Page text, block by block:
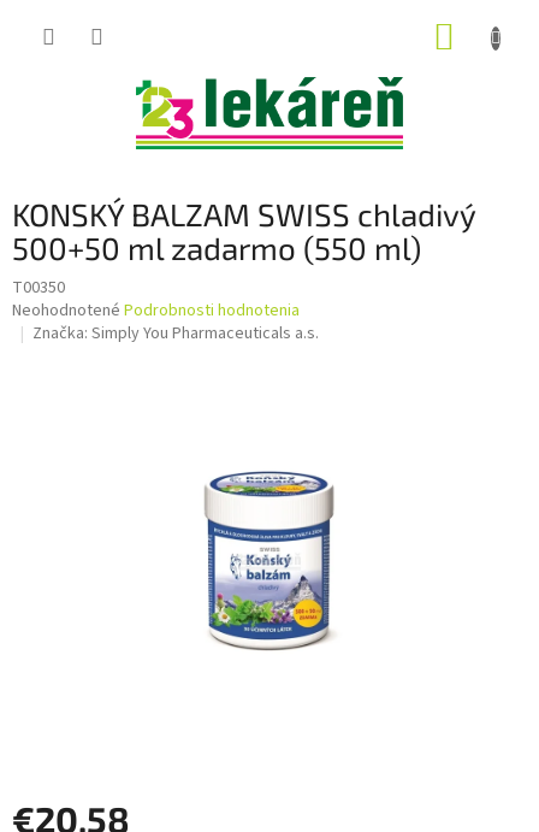
KONSKÝ BALZAM SWISS chladivý
500+50 ml zadarmo (550 ml)
T00350
Priemerné
hodnotenie
Neohodnotené Podrobnosti hodnotenia
Značka: Simply You Pharmaceuticals a.s.
€20,58